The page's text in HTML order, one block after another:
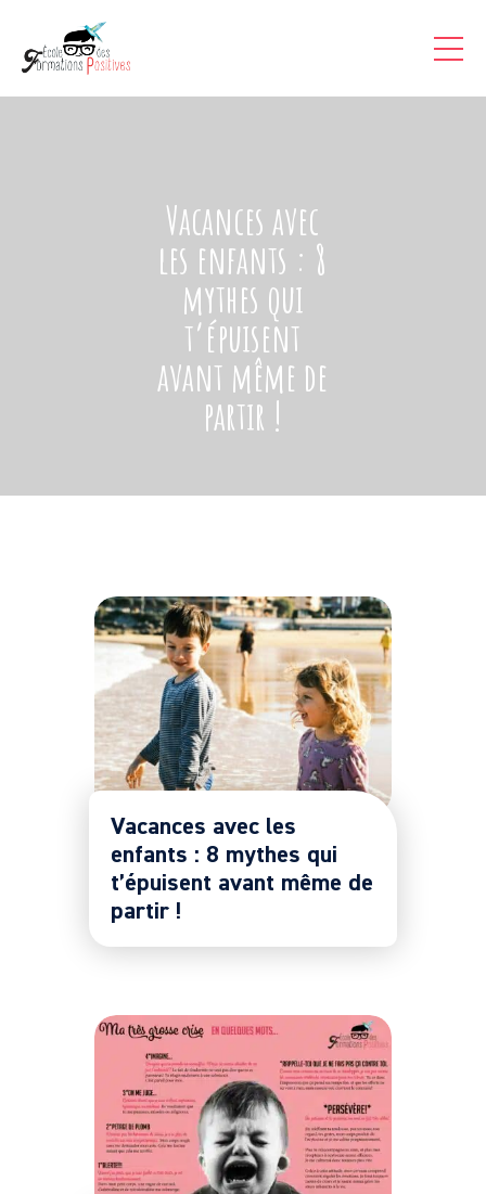
Vacances avec
les enfants : 8
mythes qui
t’épuisent
avant même de
partir !
Vacances avec les
enfants : 8 mythes qui
t’épuisent avant même de
partir !